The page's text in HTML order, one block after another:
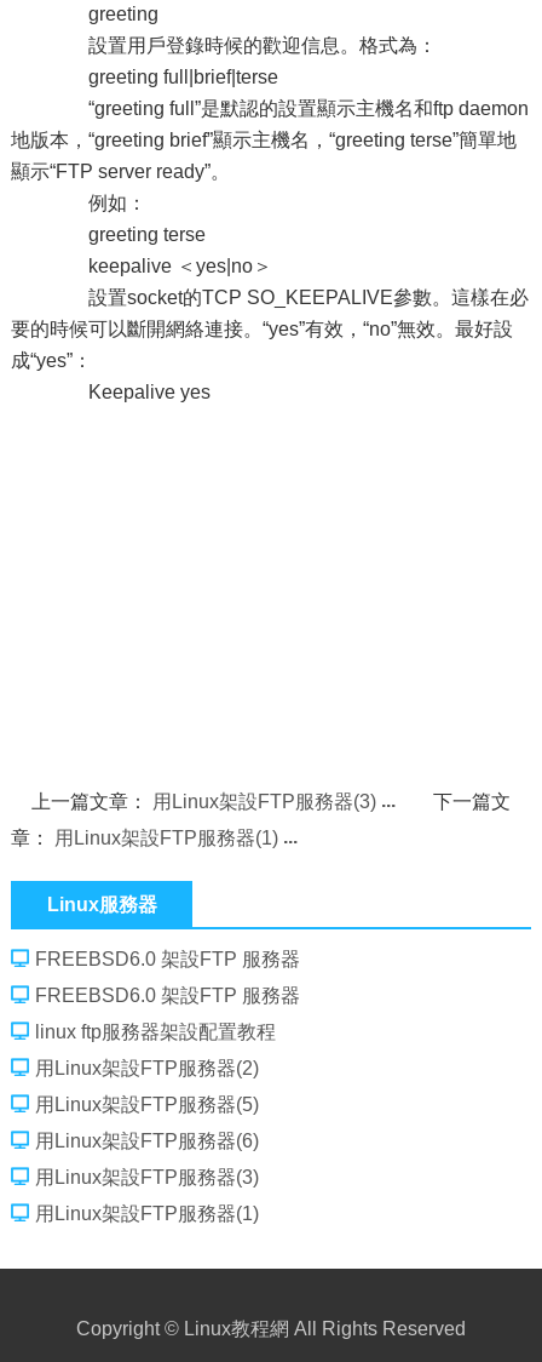
greeting
設置用戶登錄時候的歡迎信息。格式為：
greeting full|brief|terse
“greeting full”是默認的設置顯示主機名和ftp daemon
地版本，“greeting brief”顯示主機名，“greeting terse”簡單地
顯示“FTP server ready”。
例如：
greeting terse
keepalive ＜yes|no＞
設置socket的TCP SO_KEEPALIVE參數。這樣在必
要的時候可以斷開網絡連接。“yes”有效，“no”無效。最好設
成“yes”：
Keepalive yes
上一篇文章： 用Linux架設FTP服務器(3)
下一篇文
章：
用Linux架設FTP服務器(1)
Linux服務器
FREEBSD6.0 架設FTP 服務器
FREEBSD6.0 架設FTP 服務器
linux ftp服務器架設配置教程
用Linux架設FTP服務器(2)
用Linux架設FTP服務器(5)
用Linux架設FTP服務器(6)
用Linux架設FTP服務器(3)
用Linux架設FTP服務器(1)
Copyright © Linux教程網 All Rights Reserved